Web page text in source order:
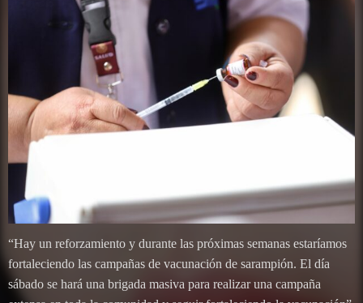
“Hay un reforzamiento y durante las próximas semanas estaríamos
fortaleciendo las campañas de vacunación de sarampión. El día
sábado se hará una brigada masiva para realizar una campaña